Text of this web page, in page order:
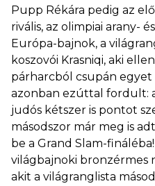
Pupp Rékára pedig az
rivális, az olimpiai arany-
Európa-bajnok, a
koszovói Krasniqi, aki
párharcból csupán
azonban ezúttal fordult:
judós kétszer is pontot
másodszor már meg is
be a Grand Slam-
világbajnoki bronzérmes
akit a világranglista